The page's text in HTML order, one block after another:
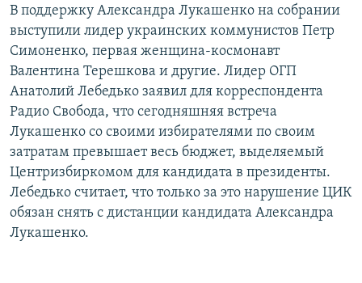
В поддержку Александра Лукашенко на собрании
выступили лидер украинских коммунистов Петр
Симоненко, первая женщина-космонавт
Валентина Терешкова и другие. Лидер ОГП
Анатолий Лебедько заявил для корреспондента
Радио Свобода, что сегодняшняя встреча
Лукашенко со своими избирателями по своим
затратам превышает весь бюджет, выделяемый
Центризбиркомом для кандидата в президенты.
Лебедько считает, что только за это нарушение ЦИК
обязан снять с дистанции кандидата Александра
Лукашенко.